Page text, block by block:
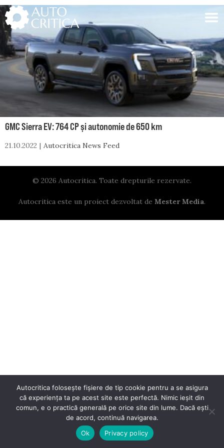
Skip
to
content
GMC Sierra EV: 764 CP și autonomie de 650 km
21.10.2022 Autocritica News Feed
© 2026 Autocritica. Toate drepturile rezervate.
Autocritica este un proiect dezvoltat de Mester Media.
Autocritica folosește fișiere de tip cookie pentru a se asigura
că experiența ta pe acest site este perfectă. Nimic ieșit din
comun, e o practică generală pe orice site din lume. Dacă ești
de acord, continuă navigarea.
Ok
Privacy policy